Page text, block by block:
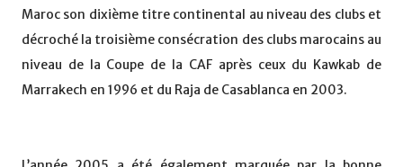
Maroc son dixième titre continental au niveau des clubs et
décroché la troisième consécration des clubs marocains au
niveau de la Coupe de la CAF après ceux du Kawkab de
Marrakech en 1996 et du Raja de Casablanca en 2003.